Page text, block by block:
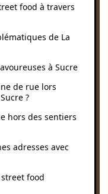
food à travers
de La
à Sucre
de rue lors
?
hors des sentiers
adresses avec
food